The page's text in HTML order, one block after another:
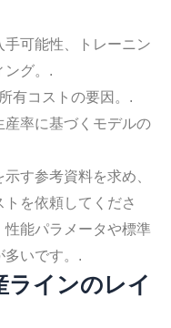
手可能性、トレーニン
ング。.
有コストの要因。.
産率に基づくモデルの
す参考資料を求め、
を依頼してくださ
能パラメータや標準
多いです。.
ラインのレイ